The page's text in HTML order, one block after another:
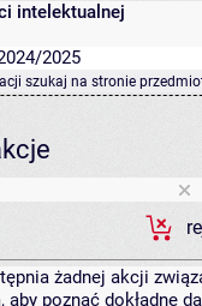
intelektualnej
2025
szukaj na stronie
żadnej akcji
poznać dokładne